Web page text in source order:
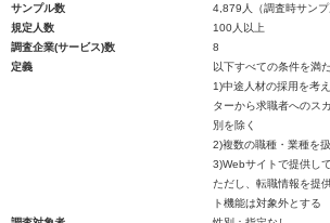
サンプル数
4,879人（調査時サンプ
規定人数
100人以上
調査企業(サービス)数
8
定義
以下すべての条件を満
1)中途人材の採用を考
ターから求職者への
別を除く
2)複数の職種・業種を
3)Webサイトで提供し
ただし、転職情報を提
ト機能は対象外とする